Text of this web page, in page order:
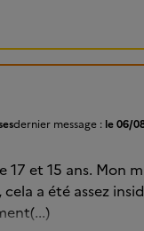
dernier message : le 06/
17 et 15 ans.
a été assez